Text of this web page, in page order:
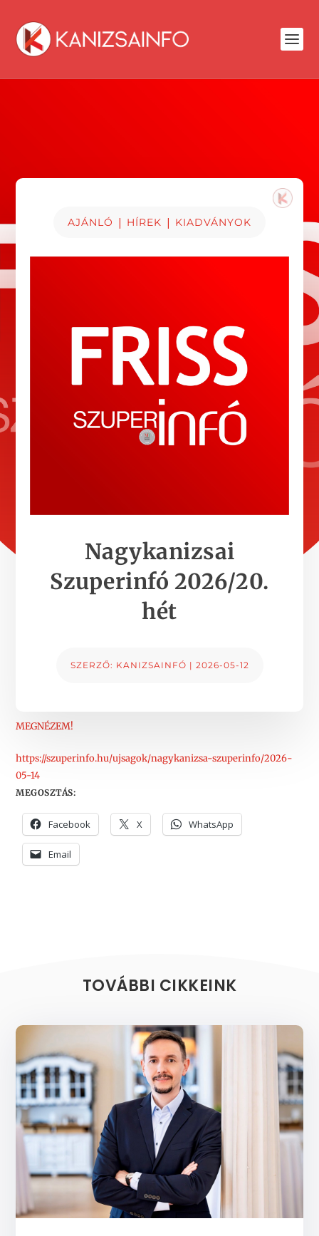
AJÁNLÓ | HÍREK | KIADVÁNYOK
Nagykanizsai
Szuperinfó 2026/20.
hét
SZERZŐ: KANIZSAINFÓ | 2026-05-12
MEGNÉZEM!
https://szuperinfo.hu/ujsagok/nagykanizsa-szuperinfo/2026-
05-14
MEGOSZTÁS:
Facebook X WhatsApp
Email
TOVÁBBI CIKKEINK